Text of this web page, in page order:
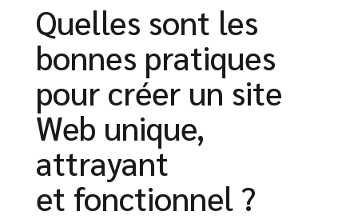
Quelles sont les
bonnes pratiques
pour créer un site
Web unique,
attrayant
et fonctionnel ?